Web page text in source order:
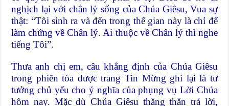
nghịch lại với chân lý sống của Chúa Giêsu, Vua sự
thật: “Tôi sinh ra và đến trong thế gian này là chỉ để
làm chứng về Chân lý. Ai thuộc về Chân lý thì nghe
tiếng Tôi”.
Thưa anh chị em, câu khẳng định của Chúa Giêsu
trong phiên tòa được trang Tin Mừng ghi lại là tư
tưởng chủ yếu cho ý nghĩa của phụng vụ Lời Chúa
hôm nay. Mặc dù Chúa Giêsu thẳng thắn trả lời,